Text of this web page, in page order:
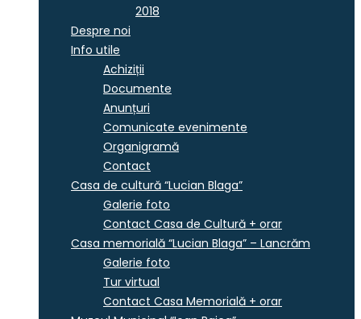
2018
Despre noi
Info utile
Achiziții
Documente
Anunțuri
Comunicate evenimente
Organigramă
Contact
Casa de cultură “Lucian Blaga”
Galerie foto
Contact Casa de Cultură + orar
Casa memorială “Lucian Blaga” – Lancrăm
Galerie foto
Tur virtual
Contact Casa Memorială + orar